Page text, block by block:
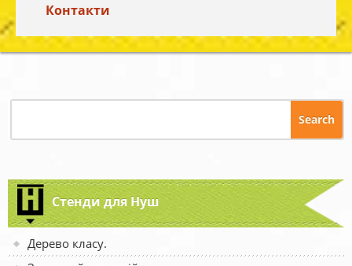
Контакти
Стенди для Нуш
Дерево класу.